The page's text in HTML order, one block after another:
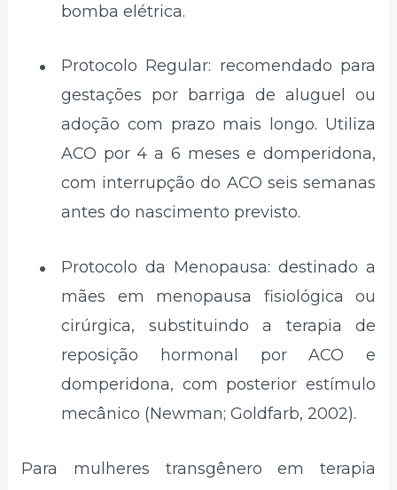
bomba elétrica.
Protocolo Regular: recomendado para
gestações por barriga de aluguel ou
adoção com prazo mais longo. Utiliza
ACO por 4 a 6 meses e domperidona,
com interrupção do ACO seis semanas
antes do nascimento previsto.
Protocolo da Menopausa: destinado a
mães em menopausa fisiológica ou
cirúrgica, substituindo a terapia de
reposição hormonal por ACO e
domperidona, com posterior estímulo
mecânico (Newman; Goldfarb, 2002).
Para mulheres transgênero em terapia